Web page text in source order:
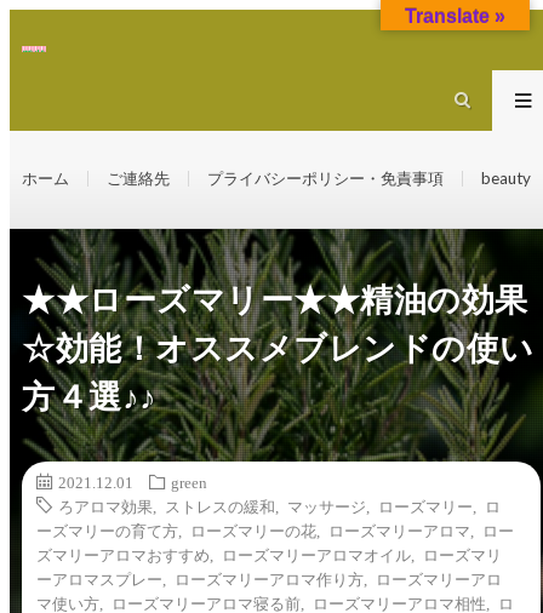
ホーム ご連絡先 プライバシーポリシー・免責事項 beauty
★★ローズマリー★★精油の効果
☆効能！オススメブレンドの使い
方４選♪♪
2021.12.01
green
ろアロマ効果
ストレスの緩和 マッサージ ローズマリー
ロ
ーズマリーの育て方
ローズマリーの花 ローズマリーアロマ
ロー
ズマリーアロマおすすめ
ローズマリーアロマオイル
ローズマリ
ーアロマスプレー
ローズマリーアロマ作り方
ローズマリーアロ
マ使い方
ローズマリーアロマ寝る前 ローズマリーアロマ相性
ロ
Translate »